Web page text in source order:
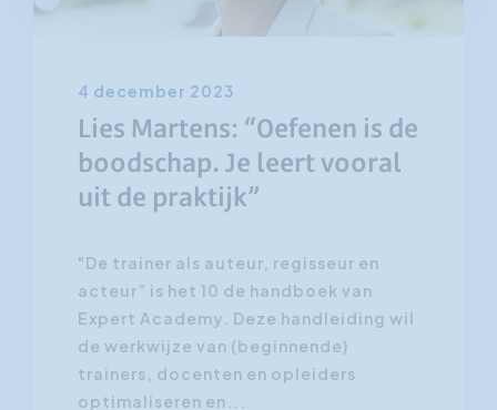
4 december 2023
Lies Martens: “Oefenen is de
boodschap. Je leert vooral
uit de praktijk”
"De trainer als auteur, regisseur en
acteur” is het 10 de handboek van
Expert Academy. Deze handleiding wil
de werkwijze van (beginnende)
trainers, docenten en opleiders
optimaliseren en...